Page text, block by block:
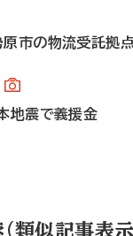
市の物流受託拠
地震で義援金
類似記事表示